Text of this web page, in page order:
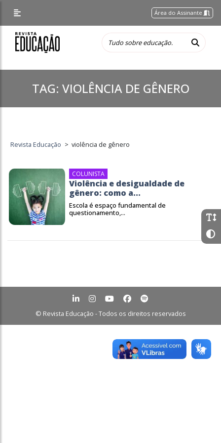
Área do Assinante
TAG: VIOLÊNCIA DE GÊNERO
Revista Educação > violência de gênero
COLUNISTA
Violência e desigualdade de
gênero: como a...
Escola é espaço fundamental de
questionamento,...
© Revista Educação - Todos os direitos reservados